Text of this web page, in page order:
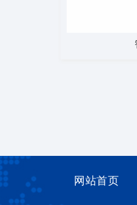
网站首页